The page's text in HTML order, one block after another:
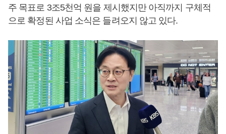
주 목표로 3조5천억 원을 제시했지만 아직까지 구체적
으로 확정된 사업 소식은 들려오지 않고 있다.